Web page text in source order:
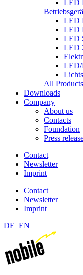
LED
LED
LED
LED
LED
LED/
All Products
Downloads
Company
About us
Contacts
Foundation
Press
Contact
Newsletter
Imprint
Contact
Newsletter
Imprint
DE EN